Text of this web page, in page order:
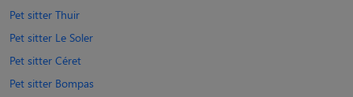
Pet sitter Thuir
Pet sitter Le Soler
Pet sitter Céret
Pet sitter Bompas